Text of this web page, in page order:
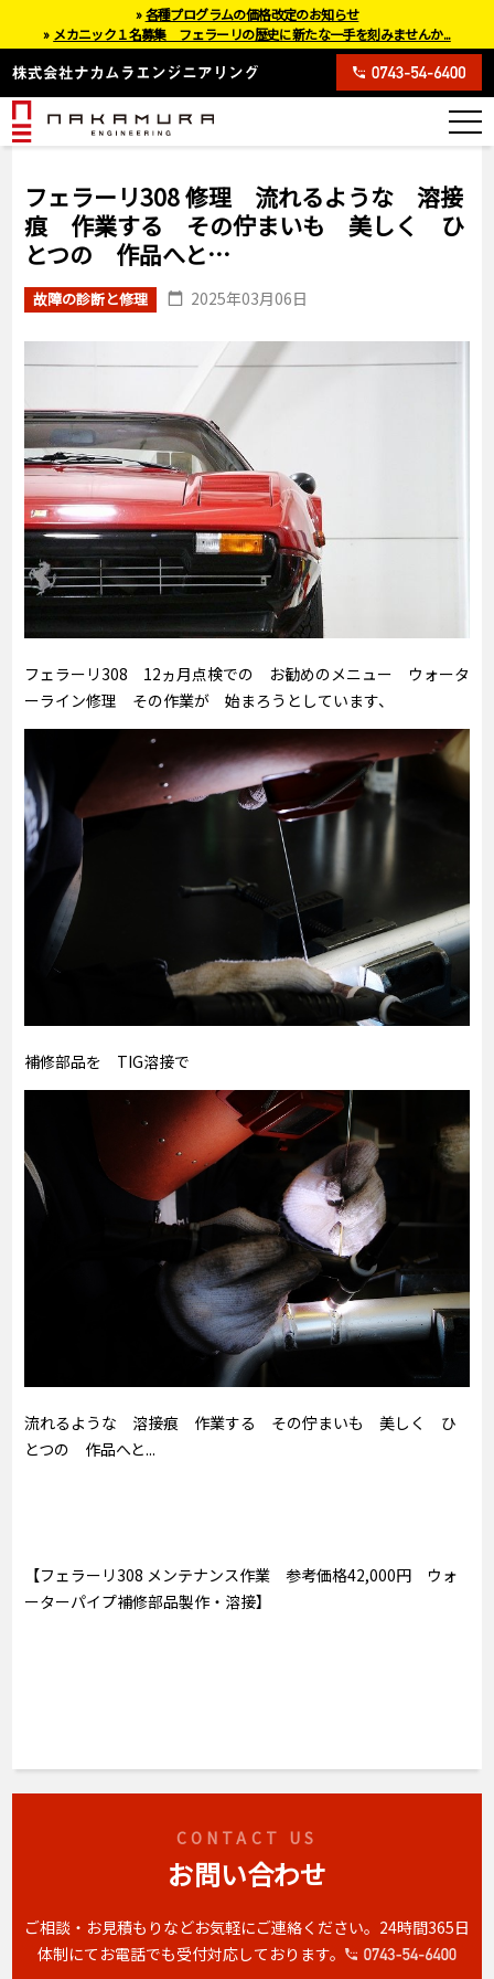
フェラーリ308 修理 流れるような 溶接
痕 作業する その佇まいも 美しく ひ
とつの 作品へと…
故障の診断と修理 2025年03月06日
フェラーリ308 12ヵ月点検での お勧めのメニュー ウォータ
ーライン修理 その作業が 始まろうとしています、
補修部品を TIG溶接で
流れるような 溶接痕 作業する その佇まいも 美しく ひ
とつの 作品へと...
【フェラーリ308 メンテナンス作業 参考価格42,000円 ウォ
ーターパイプ補修部品製作・溶接】
CONTACT US
お問い合わせ
ご相談・お見積もりなどお気軽にご連絡ください。 24時間365日
体制にてお電話でも受付対応しております。
»各種プログラムの価格改定のお知らせ
» メカニック１名募集 フェラーリの歴史に新たな一手を刻みませんか...